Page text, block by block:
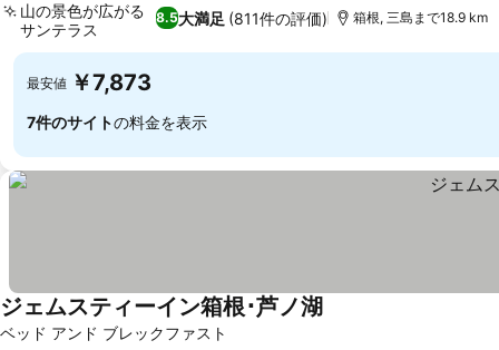
8.5大満足 (811件の評価)
山の景色が広がる
サンテラス
箱根, 三島まで18.9 km
最安値 ￥7,873
7件のサイトの料金を表示
ベッド アンド ブレックファスト
ジェムスティーイン箱根･芦ノ湖料金を表示